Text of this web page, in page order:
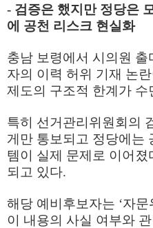
- 검증은 했지만 정당은
에 공천 리스크 현실화
충남 보령에서 시의원
자의 이력 허위 기재 논
제도의 구조적 한계가 수
특히 선거관리위원회의
게만 통보되고 정당에는
템이 실제 문제로 이어
되고 있다.
해당 예비후보자는 ‘자문
이 내용의 사실 여부와